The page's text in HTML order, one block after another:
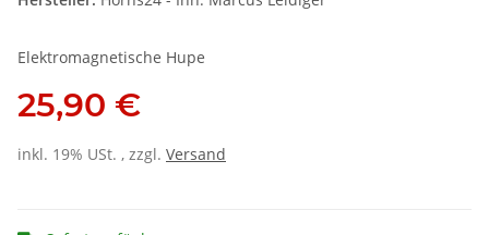
Elektromagnetische Hupe
25,90 €
inkl. 19% USt. , zzgl. Versand